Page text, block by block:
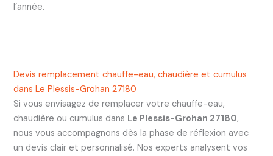
l’année.
Devis remplacement chauffe-eau, chaudière et cumulus
dans Le Plessis-Grohan 27180
Si vous envisagez de remplacer votre chauffe-eau,
chaudière ou cumulus dans Le Plessis-Grohan 27180,
nous vous accompagnons dès la phase de réflexion avec
un devis clair et personnalisé. Nos experts analysent vos